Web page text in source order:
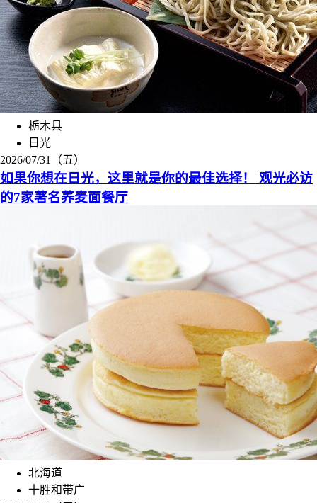
栃木县
日光
2026/07/31（五）
如果你想在日光，这里就是你的最佳选择！ 观光必访
的7家著名荞麦面餐厅
北海道
十胜和带广